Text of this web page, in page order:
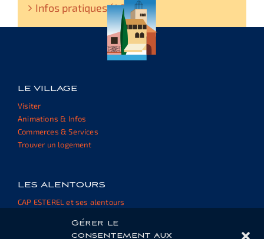
Gérer le
consentement aux
Infos pratiques (48)
LE VILLAGE
Visiter
Animations & Infos
Commerces & Services
Trouver un logement
LES ALENTOURS
CAP ESTEREL et ses alentours